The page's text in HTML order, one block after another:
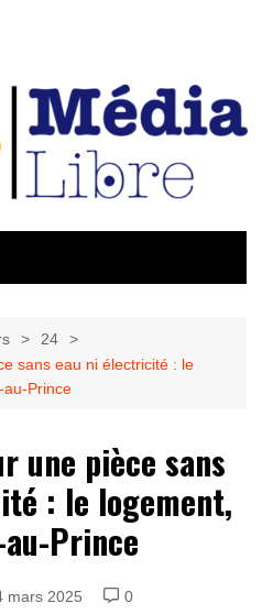
24
sans eau ni électricité : le
au-Prince
une pièce sans
: le logement,
Prince
mars 2025
0